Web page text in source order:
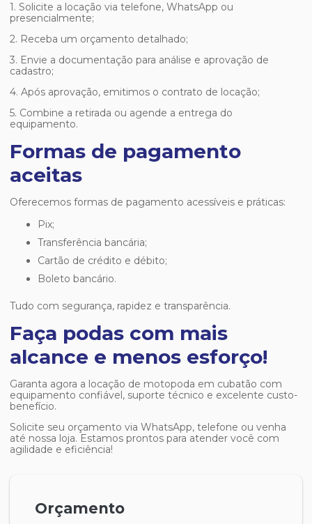
1. Solicite a locação via telefone, WhatsApp ou
presencialmente;
2. Receba um orçamento detalhado;
3. Envie a documentação para análise e aprovação de
cadastro;
4. Após aprovação, emitimos o contrato de locação;
5. Combine a retirada ou agende a entrega do
equipamento.
Formas de pagamento
aceitas
Oferecemos formas de pagamento acessíveis e práticas:
Pix;
Transferência bancária;
Cartão de crédito e débito;
Boleto bancário.
Tudo com segurança, rapidez e transparência.
Faça podas com mais
alcance e menos esforço!
Garanta agora a locação de motopoda em cubatão com
equipamento confiável, suporte técnico e excelente custo-
benefício.
Solicite seu orçamento via WhatsApp, telefone ou venha
até nossa loja. Estamos prontos para atender você com
agilidade e eficiência!
Orçamento